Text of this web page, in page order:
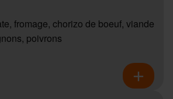
fromage, chorizo de boeuf, viande
poivrons